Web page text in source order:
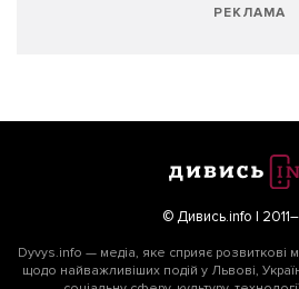
РЕКЛАМА
© Дивись.info |
Dyvys.info — медіа, яке сприяє розвиткові
щодо найважливіших подій у Львові,